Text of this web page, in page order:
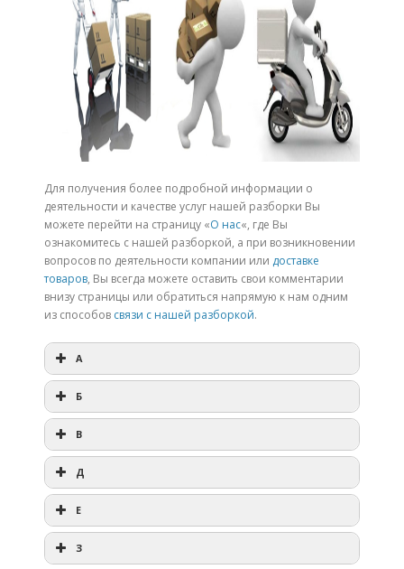
Для получения более подробной информации о
деятельности и качестве услуг нашей разборки Вы
можете перейти на страницу «О нас«, где Вы
ознакомитесь с нашей разборкой, а при возникновении
вопросов по деятельности компании или доставке
товаров, Вы всегда можете оставить свои комментарии
внизу страницы или обратиться напрямую к нам одним
из способов связи с нашей разборкой.
A
Разборка BMW Абакан
Разборка BMW Адлер
Разборка BMW Архангельск
Б
Разборка BMW Балаково
В
Разборка BMW Великие Луки
Разборка BMW Великий Новгород
Д
Разборка BMW Дзержинск
E
Разборка BMW Екатеринбург
З